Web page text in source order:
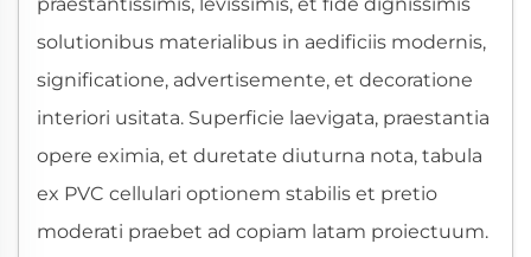
solutionibus materialibus in aedificiis modernis,
significatione, advertisemente, et decoratione
interiori usitata. Superficie laevigata, praestantia
opere eximia, et duretate diuturna nota, tabula
ex PVC cellulari optionem stabilis et pretio
moderati praebet ad copiam latam proiectuum.